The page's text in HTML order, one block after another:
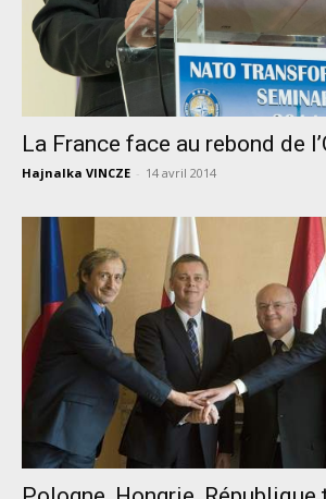
La France face au rebond de
Hajnalka VINCZE - 14 avril 2014